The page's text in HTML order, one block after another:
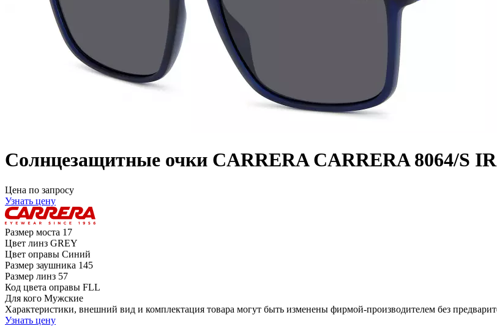
Солнцезащитные очки CARRERA CARRERA 8064/S
Цена по запросу
Узнать цену
Размер моста 17
Цвет линз GREY
Цвет оправы Синий
Размер заушника 145
Размер линз 57
Код цвета оправы FLL
Для кого Мужские
Характеристики, внешний вид и комплектация товара могут быть изменены фирмой-производителем без
Узнать цену